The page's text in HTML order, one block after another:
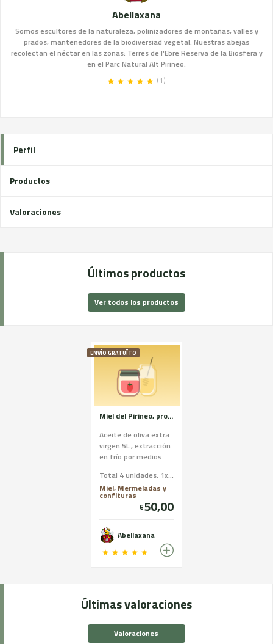
Abellaxana
Somos escultores de la naturaleza, polinizadores de montañas, valles y
prados, mantenedores de la biodiversiad vegetal. Nuestras abejas
recolectan el néctar en las zonas: Terres de l'Ebre Reserva de la Biosfera y
en el Parc Natural Alt Pirineo.
(1)
Perfil
Productos
Valoraciones
Últimos productos
Ver todos los productos
ENVÍO GRATUÏTO
Miel del Pirineo, producida dentro del Parque Natural del Alto pirineo y Aceite de oliva extra virgen, producido dentro de la Reserva de la Biosfera Tierras del Ebro.
Aceite de oliva extra
virgen 5L , extracción
en frío por medios
recolectada en verde.
Sabor afrutado...
Total 4 unidades. 1x5 litros, 1x500g y 2x350gr
Miel, Mermeladas y
confituras
€50,00
Abellaxana
Últimas valoraciones
Valoraciones